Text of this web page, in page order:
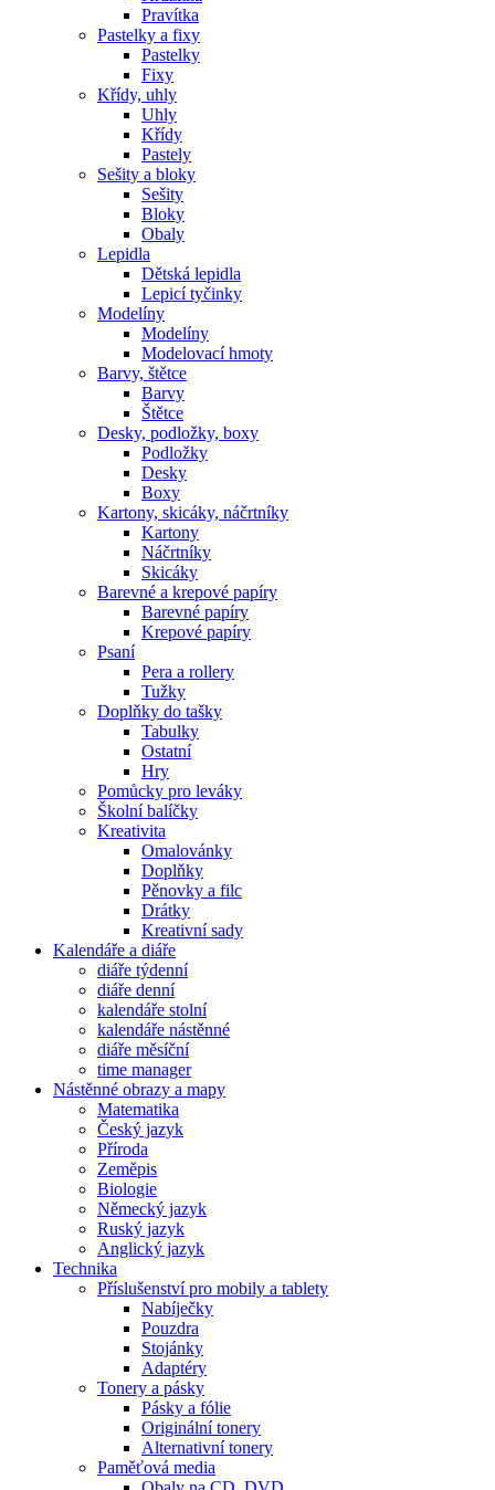
Pravítka
Pastelky a fixy
Pastelky
Fixy
Křídy, uhly
Uhly
Křídy
Pastely
Sešity a bloky
Sešity
Bloky
Obaly
Lepidla
Dětská lepidla
Lepicí tyčinky
Modelíny
Modelíny
Modelovací hmoty
Barvy, štětce
Barvy
Štětce
Desky, podložky, boxy
Podložky
Desky
Boxy
Kartony, skicáky, náčrtníky
Kartony
Náčrtníky
Skicáky
Barevné a krepové papíry
Barevné papíry
Krepové papíry
Psaní
Pera a rollery
Tužky
Doplňky do tašky
Tabulky
Ostatní
Hry
Pomůcky pro leváky
Školní balíčky
Kreativita
Omalovánky
Doplňky
Pěnovky a filc
Drátky
Kreativní sady
Kalendáře a diáře
diáře týdenní
diáře denní
kalendáře stolní
kalendáře nástěnné
diáře měsíční
time manager
Nástěnné obrazy a mapy
Matematika
Český jazyk
Příroda
Zeměpis
Biologie
Německý jazyk
Ruský jazyk
Anglický jazyk
Technika
Příslušenství pro mobily a tablety
Nabíječky
Pouzdra
Stojánky
Adaptéry
Tonery a pásky
Pásky a fólie
Originální tonery
Alternativní tonery
Paměťová media